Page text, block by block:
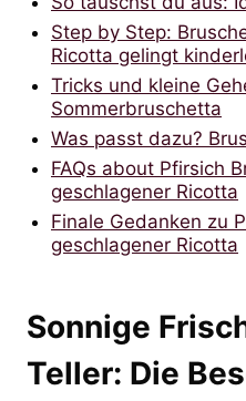
Step by Step:
Ricotta gelingt
Tricks und kleine
Sommerbruschetta
Was passt dazu?
FAQs about Pfirsich
geschlagener Ricotta
Finale Gedanken zu
geschlagener Ricotta
Sonnige
Teller: Die